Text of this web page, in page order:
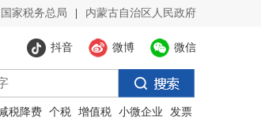
国家税务总局 内蒙古自治区人民政府
微信
微博
抖音
税降费 个税 增值税 小微企业 发票